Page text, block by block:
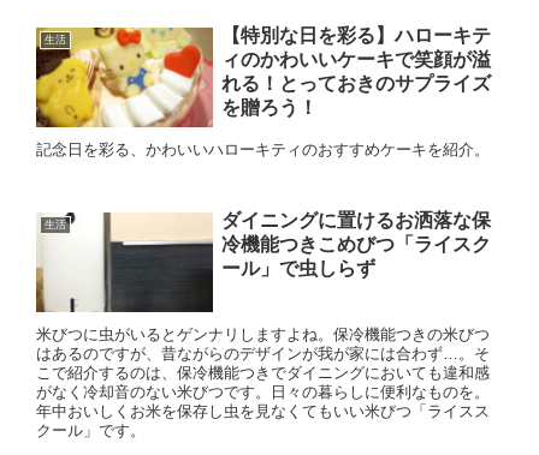
生活
【特別な日を彩る】ハローキテ
ィのかわいいケーキで笑顔が溢
れる！とっておきのサプライズ
を贈ろう！
記念日を彩る、かわいいハローキティのおすすめケーキを紹介。
生活
ダイニングに置けるお洒落な保
冷機能つきこめびつ「ライスク
ール」で虫しらず
米びつに虫がいるとゲンナリしますよね。保冷機能つきの米びつ
はあるのですが、昔ながらのデザインが我が家には合わず…。そ
こで紹介するのは、保冷機能つきでダイニングにおいても違和感
がなく冷却音のない米びつです。日々の暮らしに便利なものを。
年中おいしくお米を保存し虫を見なくてもいい米びつ「ライスス
クール」です。